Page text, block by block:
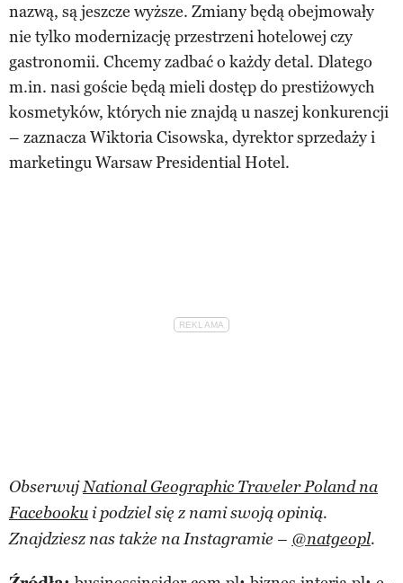
nazwą, są jeszcze wyższe. Zmiany będą obejmowały
nie tylko modernizację przestrzeni hotelowej czy
gastronomii. Chcemy zadbać o każdy detal. Dlatego
m.in. nasi goście będą mieli dostęp do prestiżowych
kosmetyków, których nie znajdą u naszej konkurencji
– zaznacza Wiktoria Cisowska, dyrektor sprzedaży i
marketingu Warsaw Presidential Hotel.
ObserwujNational Geographic Traveler Poland na
Facebookui podziel się z nami swoją opinią.
Znajdziesz nas także na Instagramie – @natgeopl.